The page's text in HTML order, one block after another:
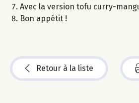
Avec la version tofu curry-
Bon appétit !
Retour à la liste